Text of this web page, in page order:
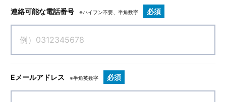
連絡可能な電話番号 ※ハイフン不要、半角数字 必須
Eメールアドレス ※半角英数字 必須